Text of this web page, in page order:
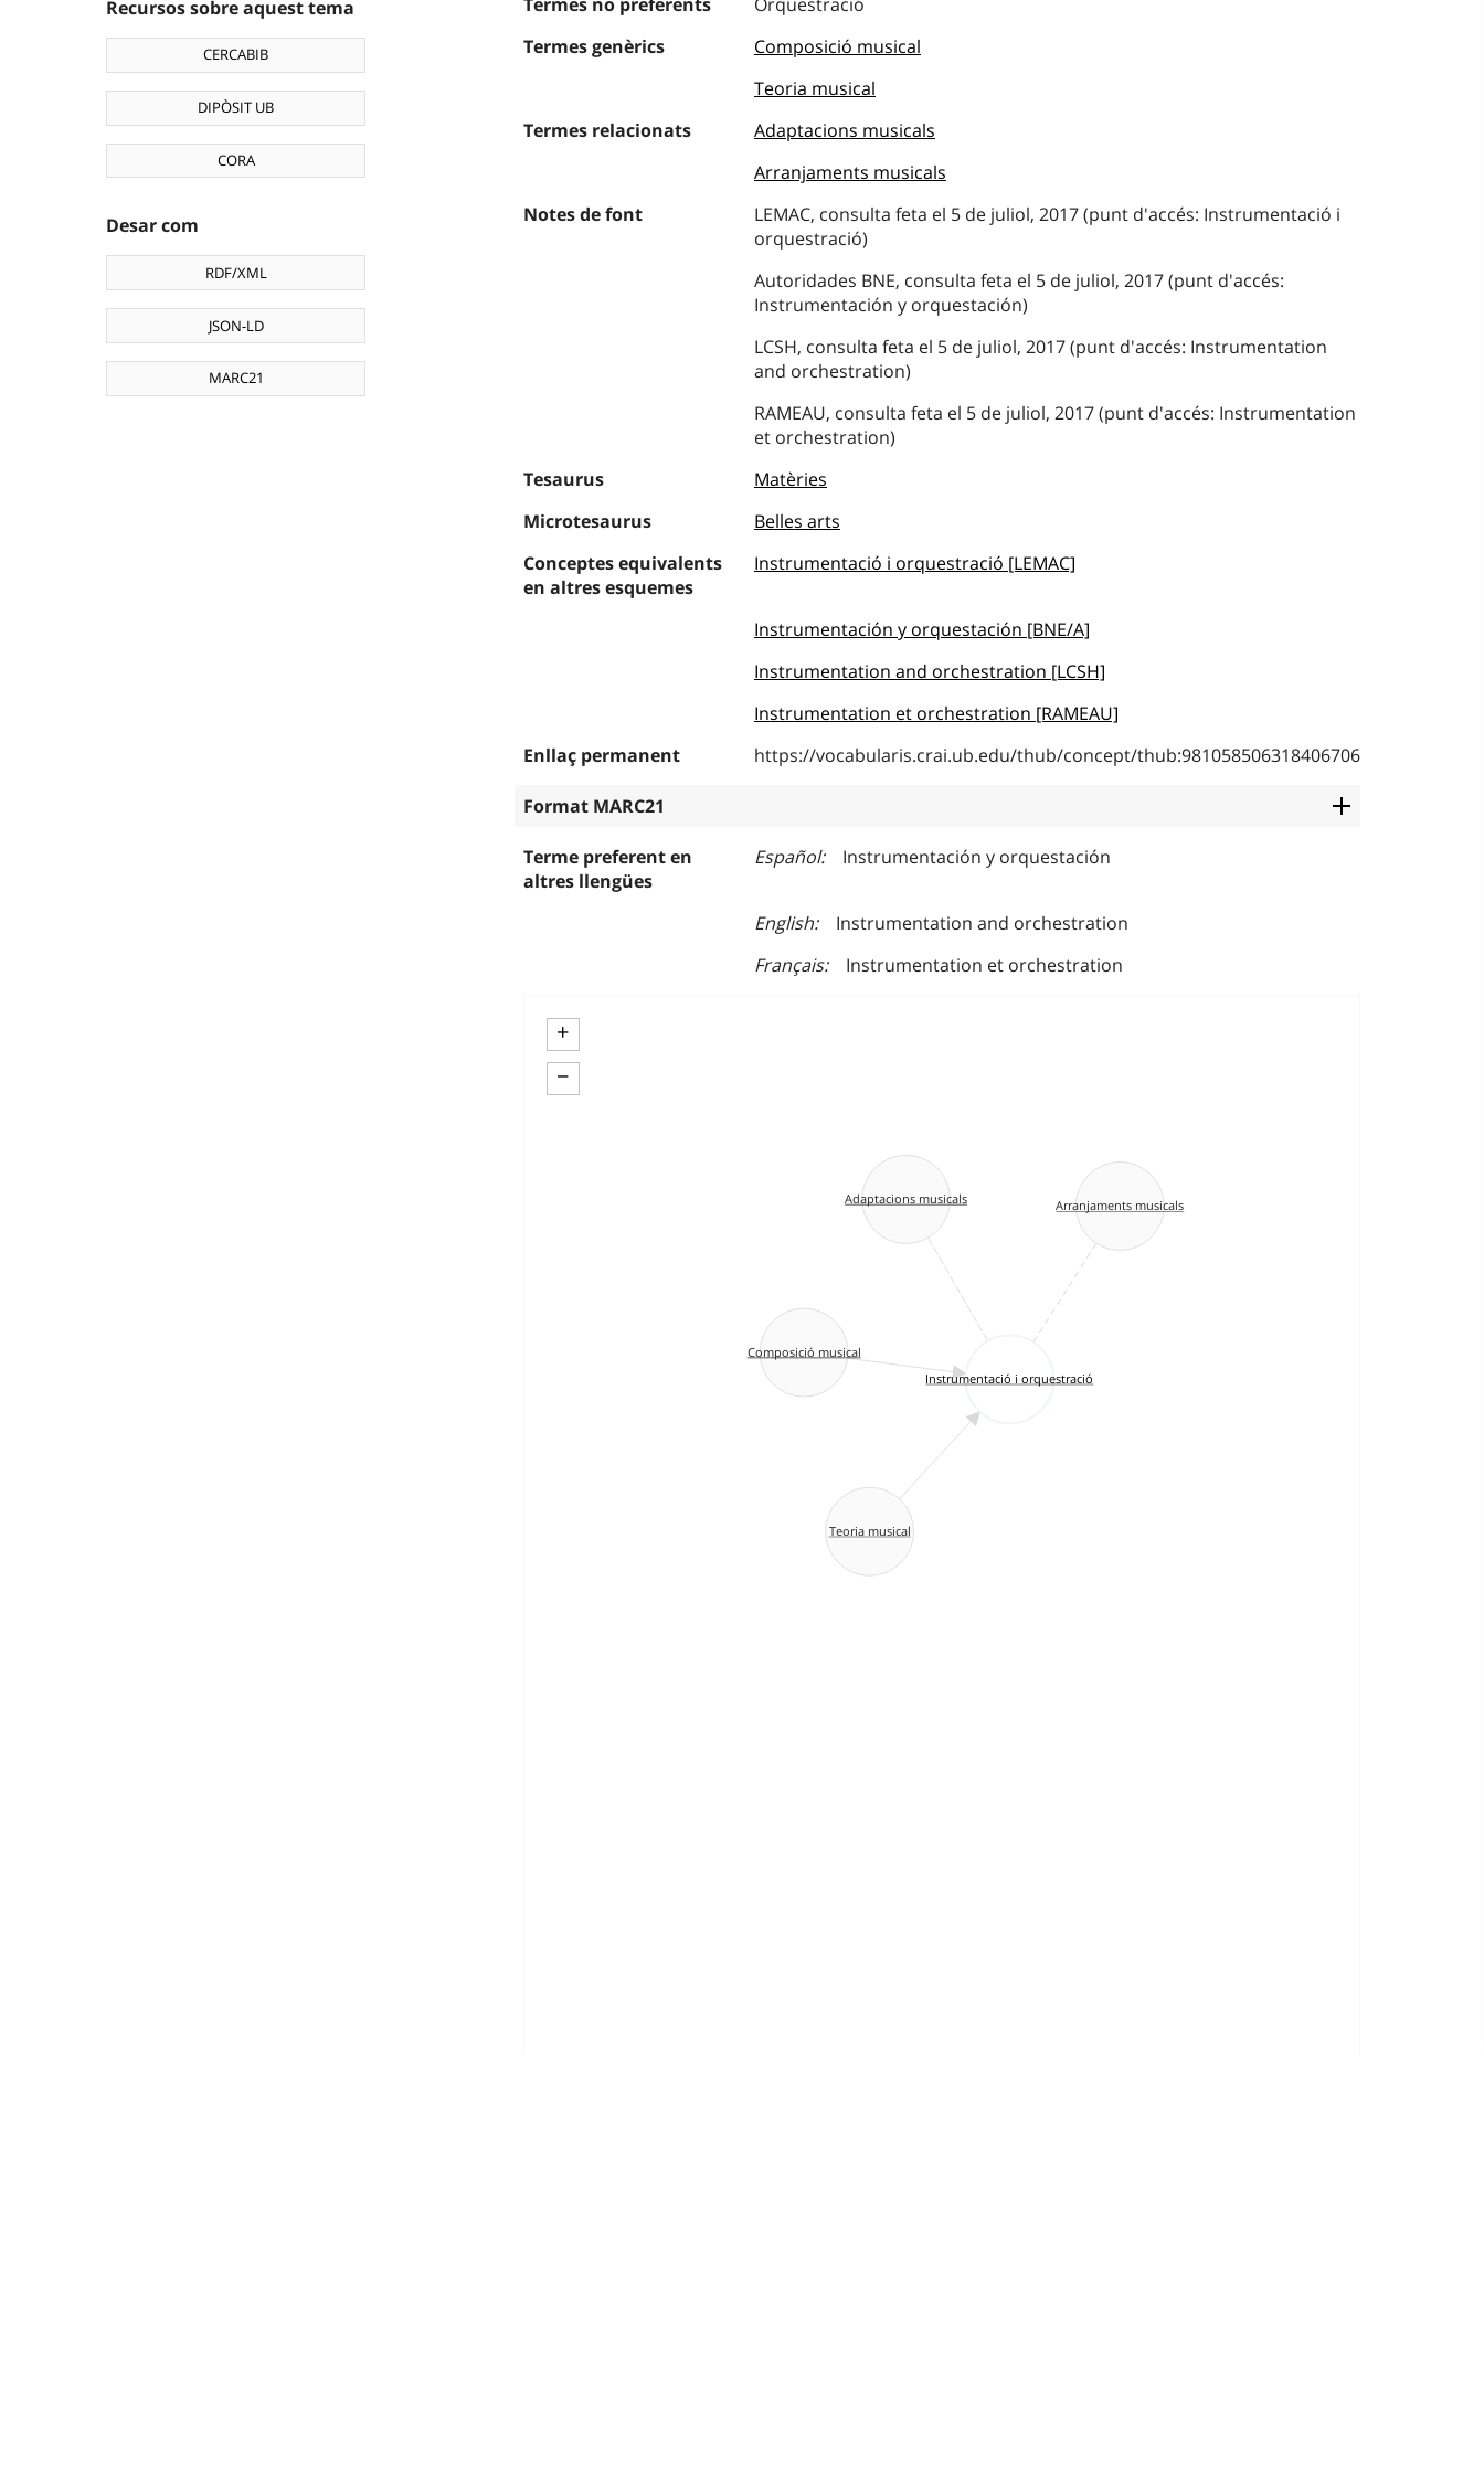
Recursos sobre aquest tema
CERCABIB
DIPÒSIT UB
CORA
Desar com
RDF/XML
JSON-LD
MARC21
Termes genèrics
Composició musical
Teoria musical
Termes relacionats
Adaptacions musicals
Arranjaments musicals
Notes de font
LEMAC, consulta feta el 5 de juliol, 2017 (punt d'accés: Instrumentació i
orquestració)
Autoridades BNE, consulta feta el 5 de juliol, 2017 (punt d'accés:
Instrumentación y orquestación)
LCSH, consulta feta el 5 de juliol, 2017 (punt d'accés: Instrumentation
and orchestration)
RAMEAU, consulta feta el 5 de juliol, 2017 (punt d'accés: Instrumentation
et orchestration)
Tesaurus
Matèries
Microtesaurus
Belles arts
Conceptes equivalents
en altres esquemes
Instrumentació i orquestració [LEMAC]
Instrumentación y orquestación [BNE/A]
Instrumentation and orchestration [LCSH]
Instrumentation et orchestration [RAMEAU]
Enllaç permanent
https://vocabularis.crai.ub.edu/thub/concept/thub:981058506318406706
Format MARC21
Terme preferent en
altres llengües
Español Instrumentación y orquestación
English
Instrumentation and orchestration
Français
Instrumentation et orchestration
+
−
Adaptacions musicals
Teoria musical
Arranjaments musicals
Instrumentació i orquestració
Composició musical